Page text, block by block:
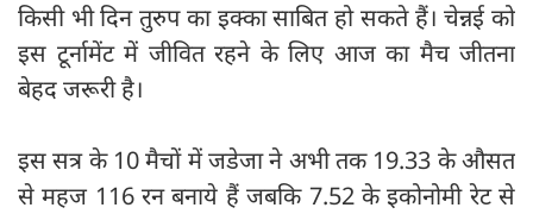
किसी भी दिन तुरुप का इक्का साबित हो सकते हैं। चेन्नई को
इस टूर्नामेंट में जीवित रहने के लिए आज का मैच जीतना
बेहद जरूरी है।
इस सत्र के 10 मैचों में जडेजा ने अभी तक 19.33 के औसत
से महज 116 रन बनाये हैं जबकि 7.52 के इकोनोमी रेट से